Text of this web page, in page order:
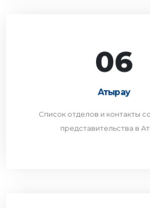
06
Атырау
Список отделов и контакты
представительства в
Атырау
представительства в
ПЕРЕЙТИ